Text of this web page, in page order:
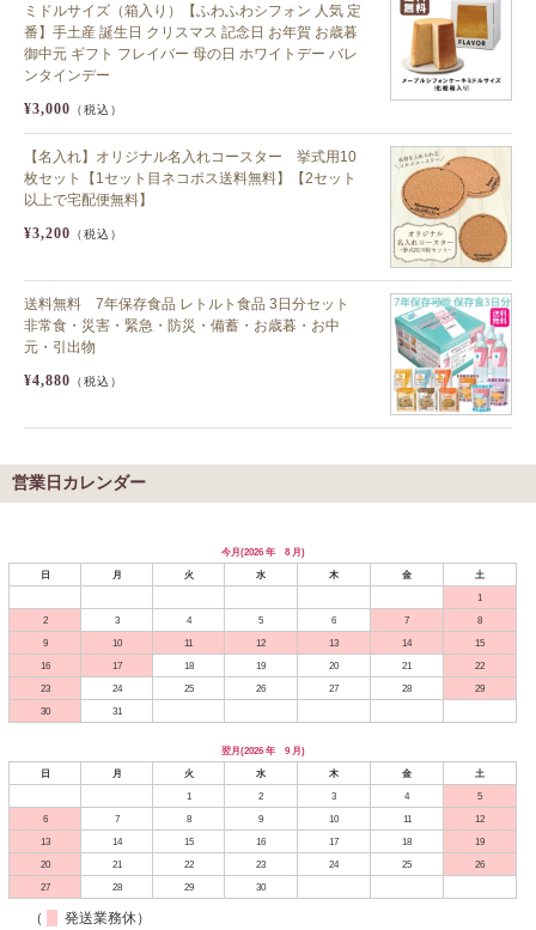
ミドルサイズ（箱入り）【ふわふわシフォン 人気 定
番】手土産 誕生日 クリスマス 記念日 お年賀 お歳暮
御中元 ギフト フレイバー 母の日 ホワイトデー バレ
ンタインデー
¥3,000 （税込）
【名入れ】オリジナル名入れコースター 挙式用10
枚セット【1セット目ネコポス送料無料】【2セット
以上で宅配便無料】
¥3,200 （税込）
送料無料 7年保存食品 レトルト食品 3日分セット
非常食・災害・緊急・防災・備蓄・お歳暮・お中
元・引出物
¥4,880 （税込）
営業日カレンダー
今月(2026 年 8 月)
日
月 火 水 木 金
土
1
2
3 4 5 6 7
8
9
10 11 12 13 14
15
16
17 18 19 20 21
22
23
24 25 26 27 28
29
30
31
翌月(2026 年 9 月)
日
月 火 水 木 金
土
1
2 3 4
5
6
7 8 9 10 11
12
13
14 15 16 17 18
19
20
21 22 23 24 25
26
27
28 29 30
（ 発送業務休）